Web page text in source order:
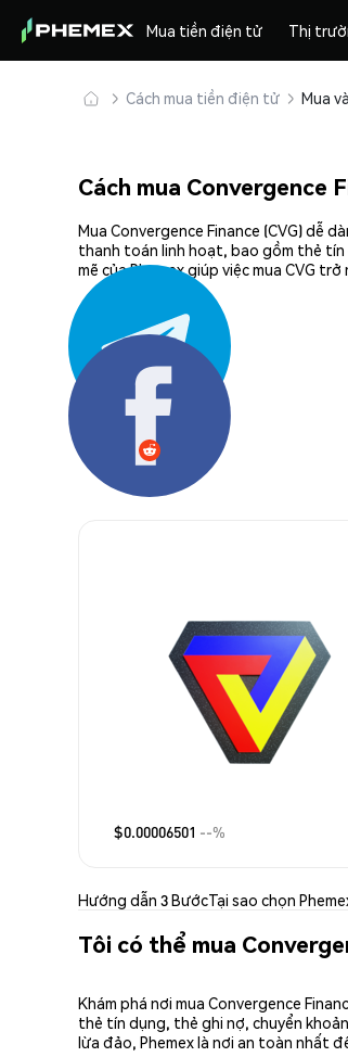
Mua tiền điện tử Thị
Cách mua tiền điện tử
Cách mua Convergence
Mua Convergence Finance (CVG) dễ
thanh toán linh hoạt, bao gồm thẻ tín
mẽ của Phemex giúp việc mua CVG
Chia sẻ:
$0.00006501 --%
Hướng dẫn 3 BướcTại sao chọn
Tôi có thể mua
Khám phá nơi mua Convergence
thẻ tín dụng, thẻ ghi nợ, chuyển
lừa đảo, Phemex là nơi an toàn nhất